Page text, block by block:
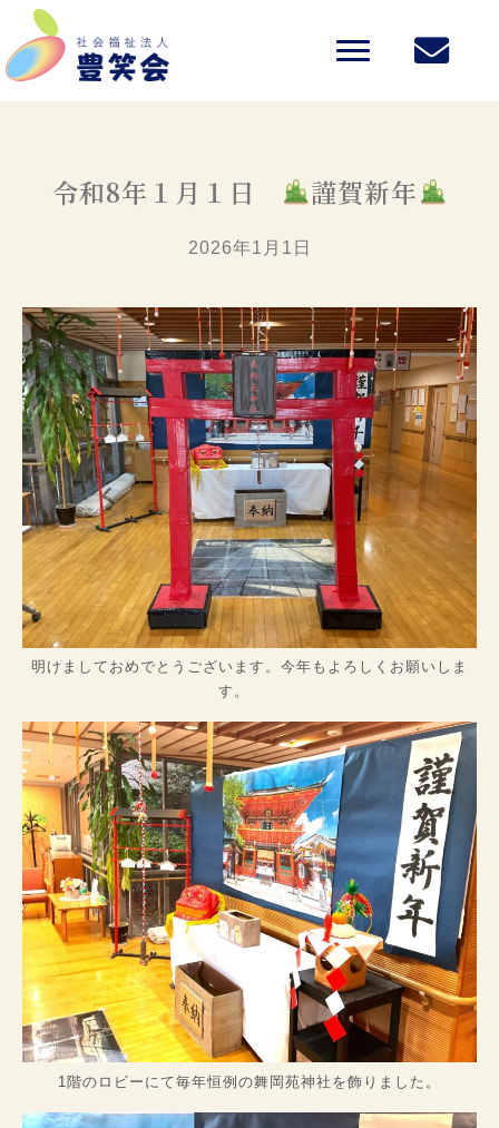
令和8年１月１日 謹賀新年
2026年1月1日
明けましておめでとうございます。今年もよろしくお願いしま
す。
1階のロビーにて毎年恒例の舞岡苑神社を飾りました。